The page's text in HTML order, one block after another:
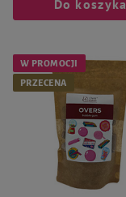
Do koszyka
W PROMOCJI
PRZECENA